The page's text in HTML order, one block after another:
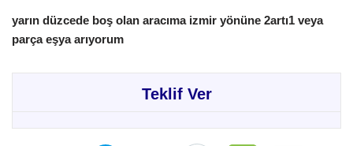
yarın düzcede boş olan aracıma izmir yönüne 2artı1 veya
parça eşya arıyorum
Teklif Ver